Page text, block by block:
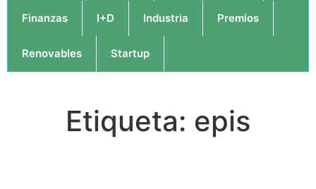
Finanzas I+D Industria Premios
Renovables Startup
Etiqueta: epis